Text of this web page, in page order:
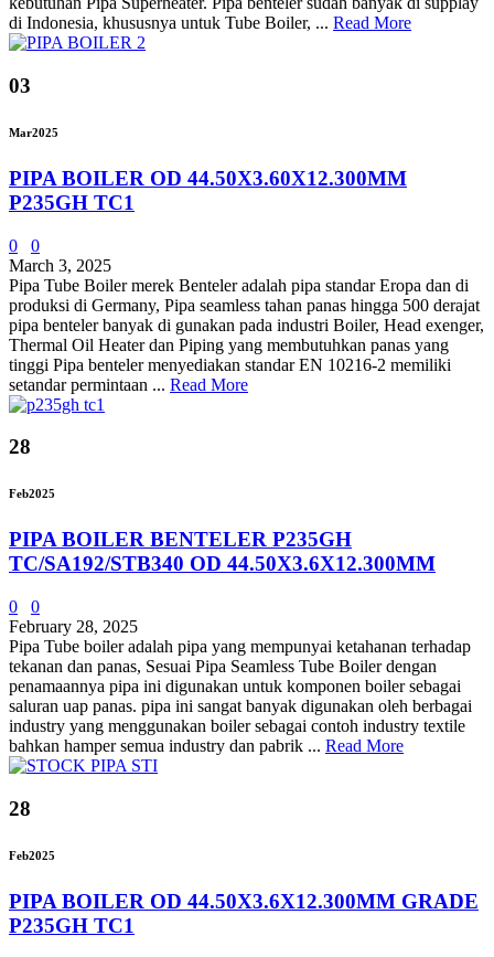
di Indonesia, khususnya untuk Tube Boiler, ... Read More
03
Mar2025
PIPA BOILER OD 44.50X3.60X12.300MM
P235GH TC1
0
0
March 3, 2025
Pipa Tube Boiler merek Benteler adalah pipa standar Eropa dan di
produksi di Germany, Pipa seamless tahan panas hingga 500 derajat
pipa benteler banyak di gunakan pada industri Boiler, Head exenger,
Thermal Oil Heater dan Piping yang membutuhkan panas yang
tinggi Pipa benteler menyediakan standar EN 10216-2 memiliki
setandar permintaan ... Read More
28
Feb2025
PIPA BOILER BENTELER P235GH
TC/SA192/STB340 OD 44.50X3.6X12.300MM
0
0
February 28, 2025
Pipa Tube boiler adalah pipa yang mempunyai ketahanan terhadap
tekanan dan panas, Sesuai Pipa Seamless Tube Boiler dengan
penamaannya pipa ini digunakan untuk komponen boiler sebagai
saluran uap panas. pipa ini sangat banyak digunakan oleh berbagai
industry yang menggunakan boiler sebagai contoh industry textile
bahkan hamper semua industry dan pabrik ... Read More
28
Feb2025
PIPA BOILER OD 44.50X3.6X12.300MM GRADE
P235GH TC1